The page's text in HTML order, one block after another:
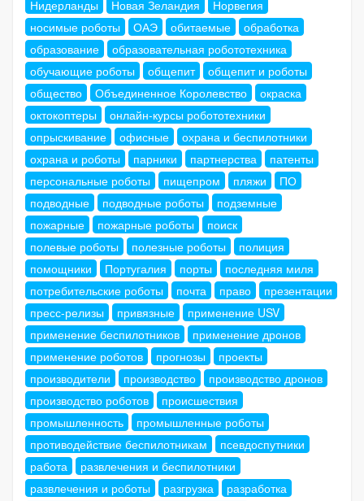
Нидерланды
Новая Зеландия
Норвегия
носимые роботы
ОАЭ обитаемые
обработка
образование
образовательная робототехника
обучающие роботы
общепит
общепит и роботы
общество
Объединенное Королевство
окраска
октокоптеры
онлайн-курсы робототехники
опрыскивание
офисные
охрана и беспилотники
охрана и роботы
парники партнерства
патенты
персональные роботы
пищепром пляжи
ПО
подводные
подводные роботы
подземные
пожарные
пожарные роботы
поиск
полевые роботы
полезные роботы
полиция
помощники
Португалия порты
последняя миля
потребительские роботы
почта право
презентации
пресс-релизы
привязные
применение USV
применение беспилотников
применение дронов
применение роботов
прогнозы
проекты
производители
производство
производство дронов
производство роботов
происшествия
промышленность
промышленные роботы
противодействие беспилотникам
псевдоспутники
работа
развлечения и беспилотники
развлечения и роботы
разгрузка
разработка